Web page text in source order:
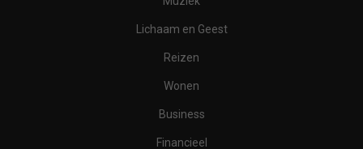
Lichaam en Geest
Reizen
Wonen
Business
Financieel